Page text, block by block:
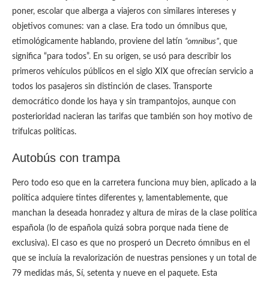
poner, escolar que alberga a viajeros con similares intereses y
objetivos comunes: van a clase. Era todo un ómnibus que,
etimológicamente hablando, proviene del latín “omnibus”, que
significa “para todos”. En su origen, se usó para describir los
primeros vehículos públicos en el siglo XIX que ofrecían servicio a
todos los pasajeros sin distinción de clases. Transporte
democrático donde los haya y sin trampantojos, aunque con
posterioridad nacieran las tarifas que también son hoy motivo de
trifulcas políticas.
Autobús con trampa
Pero todo eso que en la carretera funciona muy bien, aplicado a la
política adquiere tintes diferentes y, lamentablemente, que
manchan la deseada honradez y altura de miras de la clase política
española (lo de española quizá sobra porque nada tiene de
exclusiva). El caso es que no prosperó un Decreto ómnibus en el
que se incluía la revalorización de nuestras pensiones y un total de
79 medidas más, Sí, setenta y nueve en el paquete. Esta